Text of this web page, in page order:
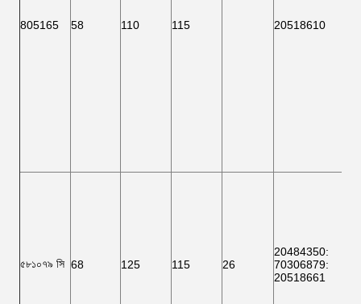
805165 58 110 115 20518610
৫৮১০৭৯ সি 68 125 115 26
20484350:
70306879:
20518661